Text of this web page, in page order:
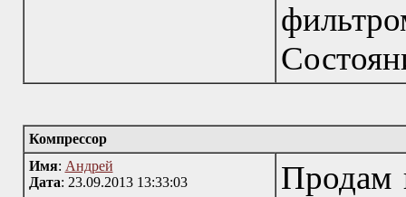
Компрессор
Имя: Андрей
Дата: 23.09.2013 13:33:03
Продам